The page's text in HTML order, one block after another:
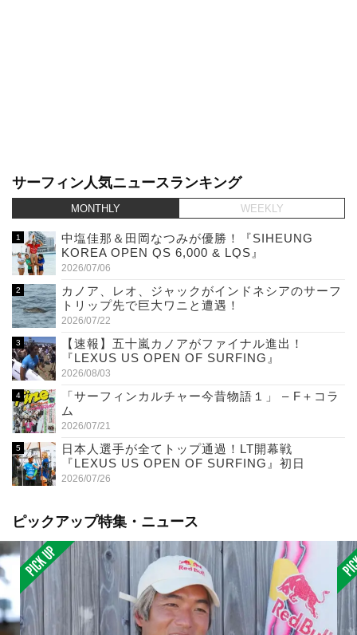
サーフィン人気ニュースランキング
MONTHLY WEEKLY
中塩佳那＆田岡なつみが優勝！『SIHEUNG
KOREA OPEN QS 6,000 & LQS』
2026/07/06
カノア、レオ、ジャックがインドネシアのサーフ
トリップ先で巨大ワニと遭遇！
2026/07/22
【速報】五十嵐カノアがファイナル進出！
『LEXUS US OPEN OF SURFING』
2026/08/03
「サーフィンカルチャー今昔物語１」 – F＋コラ
ム
2026/07/21
日本人選手が全てトップ通過！LT開幕戦
『LEXUS US OPEN OF SURFING』初日
2026/07/26
ピックアップ特集・ニュース